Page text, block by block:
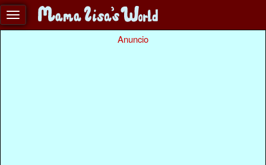
Anuncio